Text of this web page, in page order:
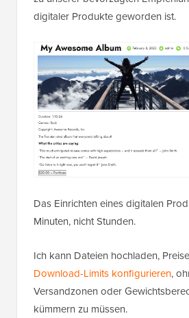
digitaler Produkte geworden ist.
Das Einrichten eines digitalen
Minuten, nicht Stunden.
Ich kann Dateien hochladen,
Download-Limits konfigurieren,
Versandzonen oder
kümmern zu müssen.